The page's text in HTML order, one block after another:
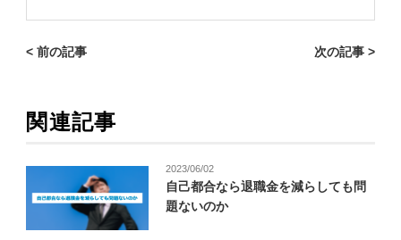
< 前の記事 次の記事 >
関連記事
2023/06/02
自己都合なら退職金を減らしても問
題ないのか